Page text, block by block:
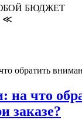
БЮДЖЕТ
≪
на что
заказе?